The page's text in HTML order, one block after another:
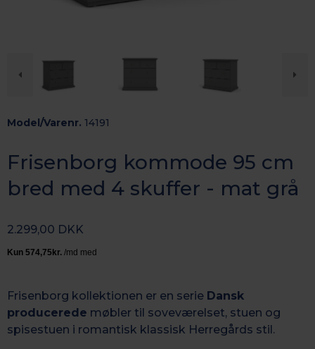
Model/Varenr. 14191
Frisenborg kommode 95 cm
bred med 4 skuffer - mat grå
2.299,00 DKK
Frisenborg kollektionen er en serie Dansk
producerede møbler til soveværelset, stuen og
spisestuen i romantisk klassisk Herregårds stil.